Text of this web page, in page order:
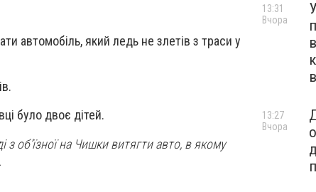
автомобіль, який ледь не злетів з траси у
було двоє дітей.
з об’їзної на Чишки витягти авто, в якому
13:31
Вчора
13:27
Вчора